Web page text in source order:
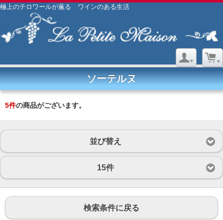
極上のテロワールが薫る ワインのある生活
ソーテルヌ
5件の商品がございます。
並び替え
15件
検索条件に戻る